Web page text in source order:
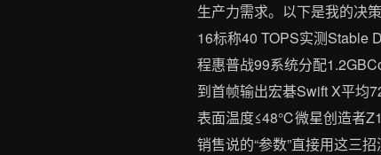
生产力需求。以下是我的决
16标称40 TOPS实测Stable
程惠普战99系统分配
到首帧输出宏碁Swift X平均
表面温度≤48℃微星创造者
销售说的“参数”直接用这三